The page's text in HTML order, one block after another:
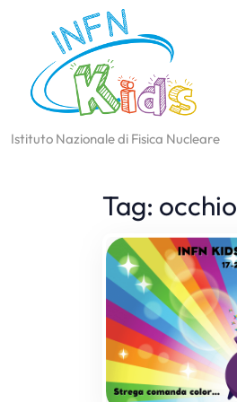
Istituto Nazionale di Fisica Nucleare
Tag: occhio